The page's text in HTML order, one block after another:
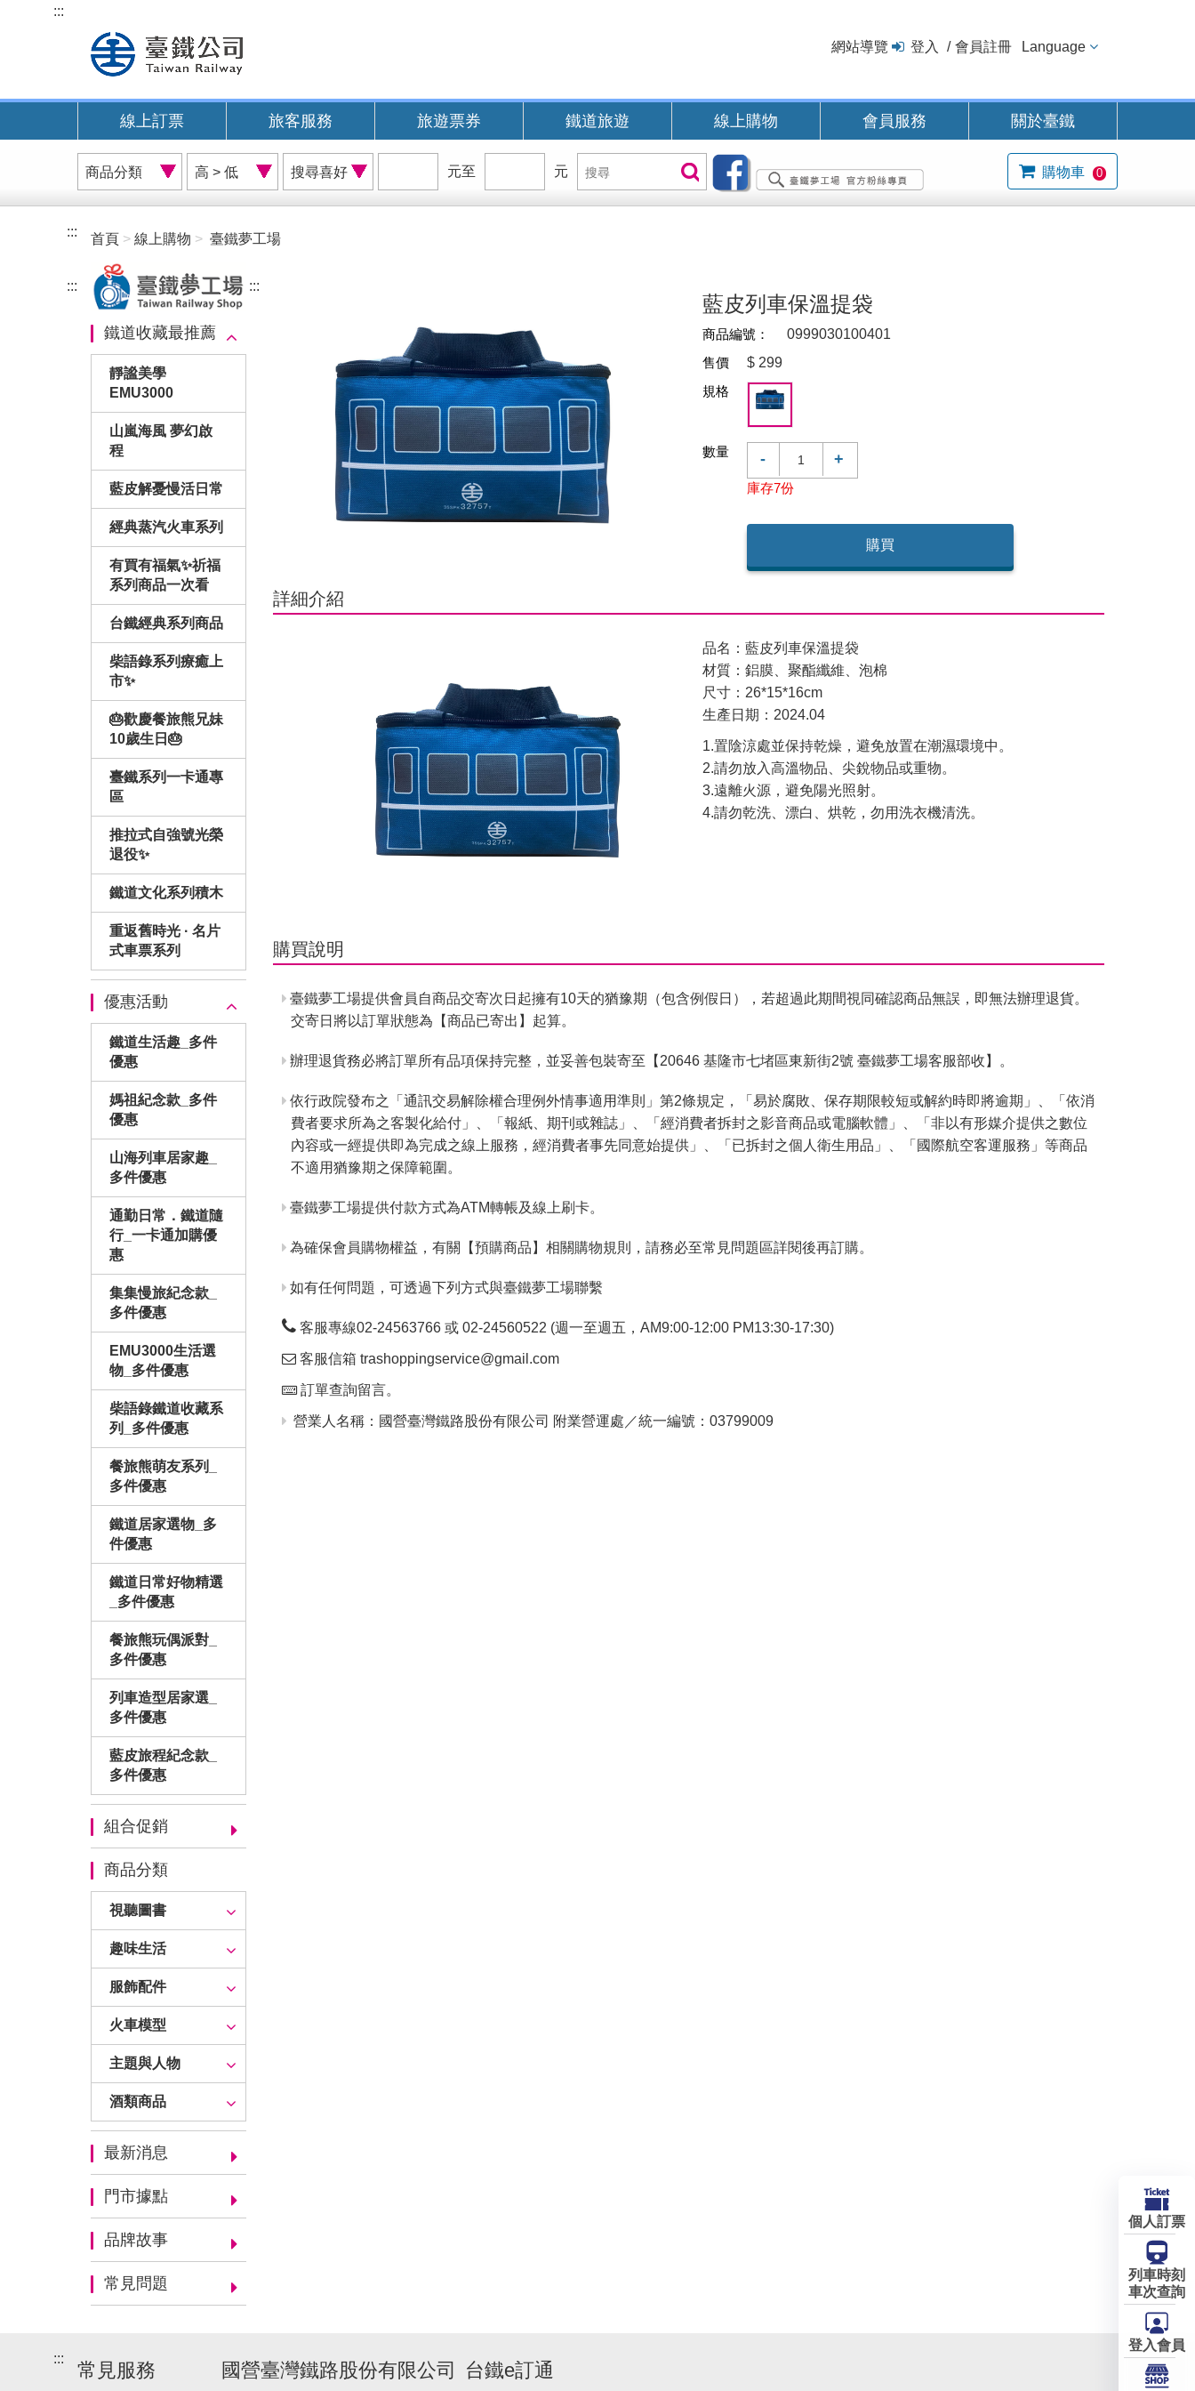
內
:::
網站導覽 登入 會員註冊 Language
線上訂票 旅客服務 旅遊票券 鐵道旅遊 線上購物 會員服務 關於臺鐵
商
品
分
價
格
排
搜
尋
喜
位
元至
位
元
搜
尋
搜尋 購物車 0
::: 首頁 線上購物 臺鐵夢工場
:::
鐵道收藏最推薦
靜謐美學
EMU3000
山嵐海風 夢幻啟
程
藍皮解憂慢活日常
經典蒸汽火車系列
有買有福氣✨祈福
系列商品一次看
台鐵經典系列商品
柴語錄系列療癒上
市✨
🎂歡慶餐旅熊兄妹
10歲生日🎂
臺鐵系列一卡通專
區
推拉式自強號光榮
退役✨
鐵道文化系列積木
重返舊時光 · 名片
式車票系列
優惠活動
鐵道生活趣_多件
優惠
媽祖紀念款_多件
優惠
山海列車居家趣_
多件優惠
通勤日常．鐵道隨
行_一卡通加購優
惠
集集慢旅紀念款_
多件優惠
EMU3000生活選
物_多件優惠
柴語錄鐵道收藏系
列_多件優惠
餐旅熊萌友系列_
多件優惠
鐵道居家選物_多
件優惠
鐵道日常好物精選
_多件優惠
餐旅熊玩偶派對_
多件優惠
列車造型居家選_
多件優惠
藍皮旅程紀念款_
多件優惠
組合促銷
商品分類
視聽圖書
趣味生活
服飾配件
火車模型
主題與人物
酒類商品
最新消息
門市據點
品牌故事
常見問題
:::
藍皮列車保溫提袋
商品編號：
0999030100401
售價
$ 299
規格
數量 - +
庫存7份
購買
詳細介紹
品名：藍皮列車保溫提袋
材質：鋁膜、聚酯纖維、泡棉
尺寸：26*15*16cm
生產日期：2024.04
1.置陰涼處並保持乾燥，避免放置在潮濕環境中。
2.請勿放入高溫物品、尖銳物品或重物。
3.遠離火源，避免陽光照射。
4.請勿乾洗、漂白、烘乾，勿用洗衣機清洗。
購買說明
臺鐵夢工場提供會員自商品交寄次日起擁有10天的猶豫期（包含例假日），若超過此期間視同確認商品無誤，即無法辦理退貨。
交寄日將以訂單狀態為【商品已寄出】起算。
辦理退貨務必將訂單所有品項保持完整，並妥善包裝寄至【20646 基隆市七堵區東新街2號 臺鐵夢工場客服部收】。
依行政院發布之「通訊交易解除權合理例外情事適用準則」第2條規定，「易於腐敗、保存期限較短或解約時即將逾期」、「依消
費者要求所為之客製化給付」、「報紙、期刊或雜誌」、「經消費者拆封之影音商品或電腦軟體」、「非以有形媒介提供之數位
內容或一經提供即為完成之線上服務，經消費者事先同意始提供」、「已拆封之個人衛生用品」、「國際航空客運服務」等商品
不適用猶豫期之保障範圍。
臺鐵夢工場提供付款方式為ATM轉帳及線上刷卡。
為確保會員購物權益，有關【預購商品】相關購物規則，請務必至常見問題區詳閱後再訂購。
如有任何問題，可透過下列方式與臺鐵夢工場聯繫
客服專線02-24563766 或 02-24560522 (週一至週五，AM9:00-12:00 PM13:30-17:30)
客服信箱 trashoppingservice@gmail.com
訂單查詢留言。
營業人名稱：國營臺灣鐵路股份有限公司 附業營運處／統一編號：03799009
:::
常見服務 國營臺灣鐵路股份有限公司 台鐵e訂通
個人訂票
列車時刻
車次查詢
登入會員